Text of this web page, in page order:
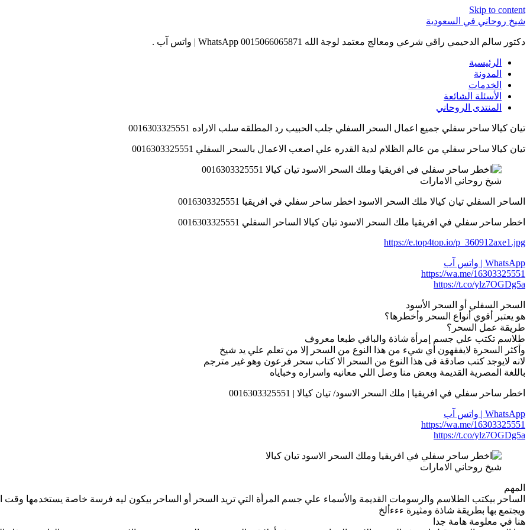
Skip to content
شيخ روحاني في السعودية
دكتور سالم الدحيمي راقي شرعي ومعالج معتمد لوجة الله 0015066065871 WhatsApp | واتس آب .
الرئيسية
المدونة
الخدمات
الأسئلة الشائعة
المنتدى الروحاني
تيان كيالا ساحر سفلي جميع اعمال السحر السفلي جلب الحبيب رد المطلقه سلب الاراده 0016303325551
تيان كيالا ساحر سفلي من عالم الظلام لدية القدره علي اصعب الاعمال بالسحر السفلي 0016303325551
شيخ روحاني الامارات
الساحر السفلي تيان كيالا ملك السحر الاسود اخطر ساحر سفلي في افريقيا 0016303325551
اخطر ساحر سفلي في افريقيا ملك السحر الاسود تيان كيالا الساحر السفلي 0016303325551
https://e.top4top.io/p_360912axe1.jpg
WhatsApp | واتس آب
https://wa.me/16303325551
https://t.co/ylz7OGDg5a
السحر السفلي أو السحر الأسود
هو يعتبر أقوي أنواع السحر وأخطرها؟
طريقة عمل السحر؟
طلاسم تكتب علي جسم إمرأة شاذة والباقي طبعا معروف
وأكثر السحرة لايفقهون أي شيء من هذا النوع من السحر إلا من تعلم علي يد شيخ
لانه لايوجد كتب صادقة فى هذا النوع من السحر الا كتاب سحر فرعون وهو غير مترجم
باللغة المصرية القديمة وبعض منا وصل اللي معانيه واسراره وخباياه
اخطر ساحر سفلي في افريقيا | ملك السحر الاسود/ تيان كيالا | 0016303325551
WhatsApp | واتس آب
https://wa.me/16303325551
https://t.co/ylz7OGDg5a
شيخ روحاني الامارات
المهم
الساحر بيكتب الطلاسم والرسومات القديمة والأسماء علي جسم المرأة التي تريد السحر أو الساحر بيكون ليه فرسة خاصة يستخدمها وقت
ويجتمع بها بطريقة شاذة ومثيرة ءءءألخ
هنا في معلومة هامة جدا